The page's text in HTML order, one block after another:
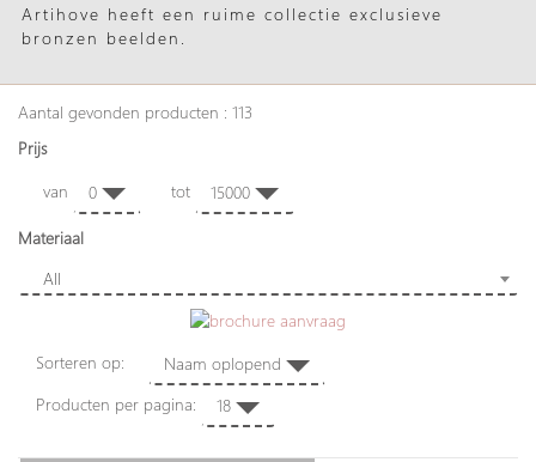
Artihove heeft een ruime collectie exclusieve
bronzen beelden.
Aantal gevonden producten : 113
Prijs
van 0 tot 15000
Materiaal
All
Sorteren op: Naam oplopend
Producten per pagina: 18